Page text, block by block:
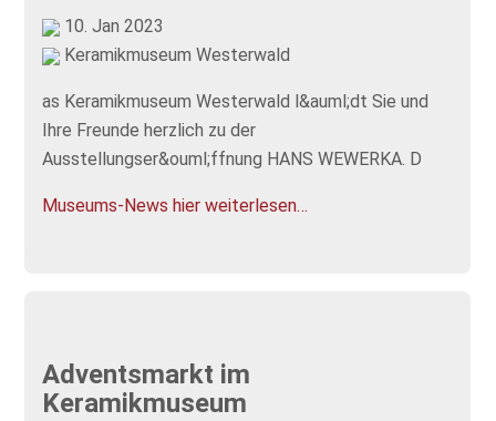
10. Jan 2023
Keramikmuseum Westerwald
as Keramikmuseum Westerwald l&auml;dt Sie und
Ihre Freunde herzlich zu der
Ausstellungser&ouml;ffnung HANS WEWERKA. D
Museums-News hier weiterlesen…
Adventsmarkt im
Keramikmuseum